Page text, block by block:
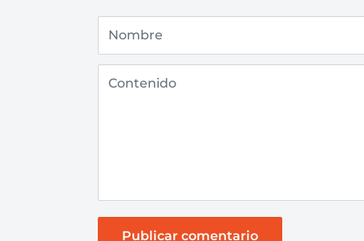
Nombre
Contenido
Publicar comentario